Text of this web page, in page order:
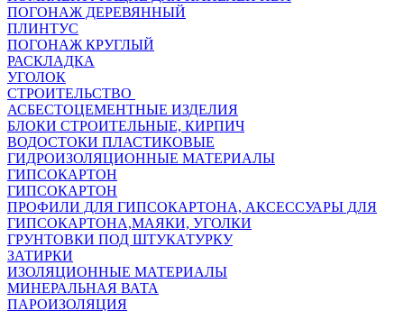
ПОГОНАЖ ДЕРЕВЯННЫЙ
ПЛИНТУС
ПОГОНАЖ КРУГЛЫЙ
РАСКЛАДКА
УГОЛОК
СТРОИТЕЛЬСТВО
АСБЕСТОЦЕМЕНТНЫЕ ИЗДЕЛИЯ
БЛОКИ СТРОИТЕЛЬНЫЕ, КИРПИЧ
ВОДОСТОКИ ПЛАСТИКОВЫЕ
ГИДРОИЗОЛЯЦИОННЫЕ МАТЕРИАЛЫ
ГИПСОКАРТОН
ГИПСОКАРТОН
ПРОФИЛИ ДЛЯ ГИПСОКАРТОНА, АКСЕССУАРЫ ДЛЯ
ГИПСОКАРТОНА,МАЯКИ, УГОЛКИ
ГРУНТОВКИ ПОД ШТУКАТУРКУ
ЗАТИРКИ
ИЗОЛЯЦИОННЫЕ МАТЕРИАЛЫ
МИНЕРАЛЬНАЯ ВАТА
ПАРОИЗОЛЯЦИЯ